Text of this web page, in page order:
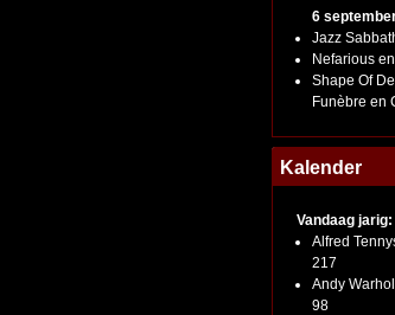
6
Jazz
Nefarious
Shape Of
Funèbre en
Kalender
Vandaag jarig:
Alfred
217
Andy
98